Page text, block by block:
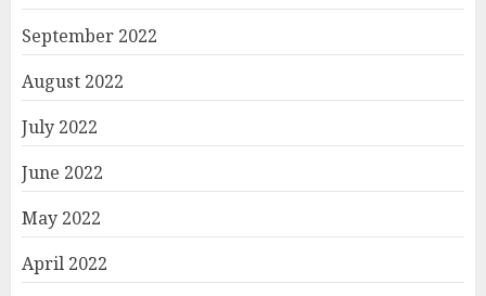
September 2022
August 2022
July 2022
June 2022
May 2022
April 2022